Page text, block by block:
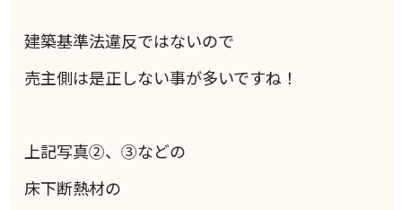
建築基準法違反ではないので
売主側は是正しない事が多いですね！
上記写真②、③などの
床下断熱材の